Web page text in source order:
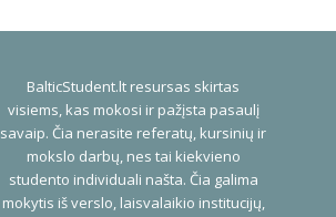
BalticStudent.lt resursas skirtas
visiems, kas mokosi ir pažįsta pasaulį
savaip. Čia nerasite referatų, kursinių ir
mokslo darbų, nes tai kiekvieno
studento individuali našta. Čia galima
mokytis iš verslo, laisvalaikio institucijų,